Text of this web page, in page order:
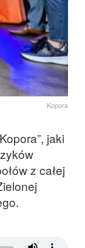
Kopora
jaki
z całej